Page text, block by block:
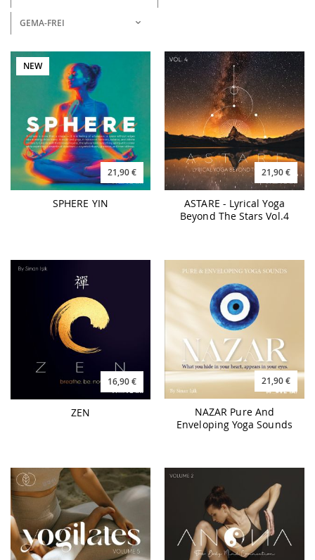
GEMA-FREI
NEW
21,90 €
SPHERE YIN
21,90 €
ASTARE - Lyrical Yoga
Beyond The Stars Vol.4
16,90 €
ZEN
21,90 €
NAZAR Pure And
Enveloping Yoga Sounds